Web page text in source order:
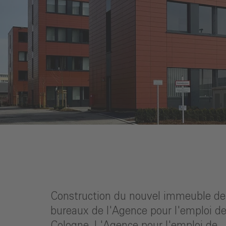
Construction du nouvel immeuble de
bureaux de l'Agence pour l'emploi de